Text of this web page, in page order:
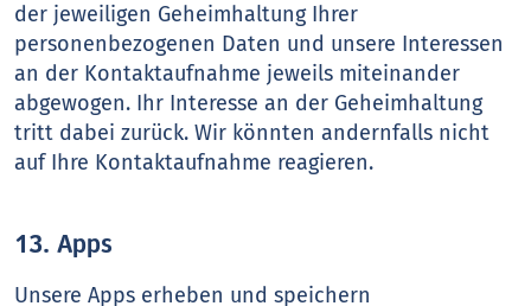
der jeweiligen Geheimhaltung Ihrer
personenbezogenen Daten und unsere Interessen
an der Kontaktaufnahme jeweils miteinander
abgewogen. Ihr Interesse an der Geheimhaltung
tritt dabei zurück. Wir könnten andernfalls nicht
auf Ihre Kontaktaufnahme reagieren.
13. Apps
Unsere Apps erheben und speichern